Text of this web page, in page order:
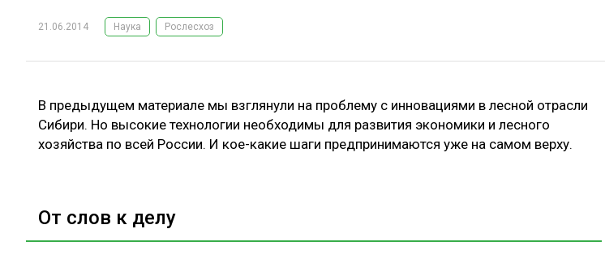
21.06.2014 Наука Рослесхоз
В предыдущем материале мы взглянули на проблему с инновациями в лесной отрасли
Сибири. Но высокие технологии необходимы для развития экономики и лесного
хозяйства по всей России. И кое-какие шаги предпринимаются уже на самом верху.
От слов к делу